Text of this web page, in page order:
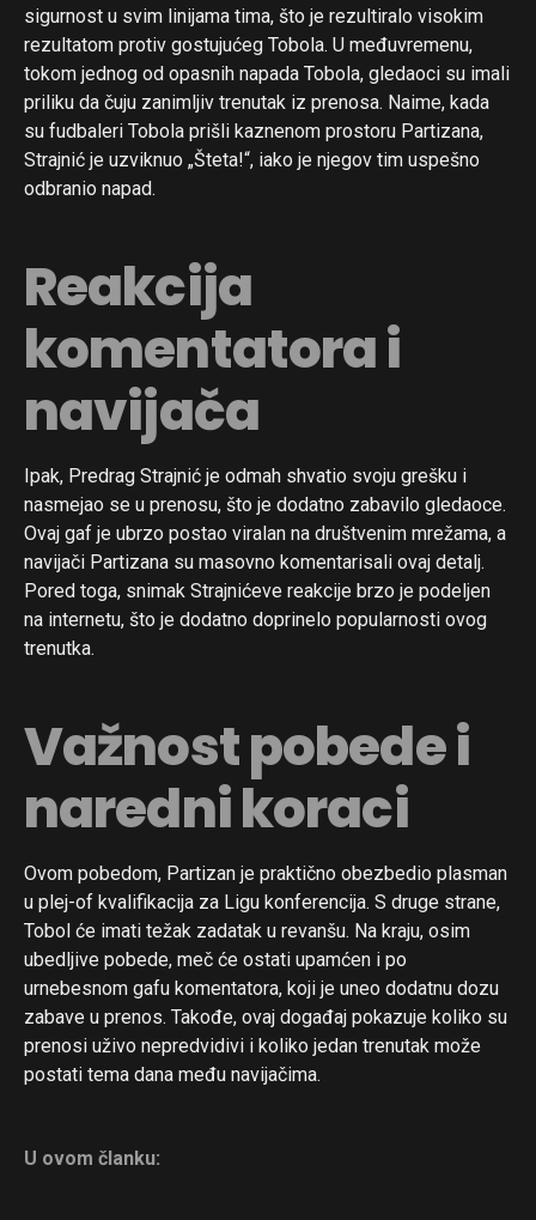
sigurnost u svim linijama tima, što je rezultiralo visokim
rezultatom protiv gostujućeg Tobola. U međuvremenu,
tokom jednog od opasnih napada Tobola, gledaoci su imali
priliku da čuju zanimljiv trenutak iz prenosa. Naime, kada
su fudbaleri Tobola prišli kaznenom prostoru Partizana,
Strajnić je uzviknuo „Šteta!“, iako je njegov tim uspešno
odbranio napad.
Reakcija
komentatora i
navijača
Ipak, Predrag Strajnić je odmah shvatio svoju grešku i
nasmejao se u prenosu, što je dodatno zabavilo gledaoce.
Ovaj gaf je ubrzo postao viralan na društvenim mrežama, a
navijači Partizana su masovno komentarisali ovaj detalj.
Pored toga, snimak Strajnićeve reakcije brzo je podeljen
na internetu, što je dodatno doprinelo popularnosti ovog
trenutka.
Važnost pobede i
naredni koraci
Ovom pobedom, Partizan je praktično obezbedio plasman
u plej-of kvalifikacija za Ligu konferencija. S druge strane,
Tobol će imati težak zadatak u revanšu. Na kraju, osim
ubedljive pobede, meč će ostati upamćen i po
urnebesnom gafu komentatora, koji je uneo dodatnu dozu
zabave u prenos. Takođe, ovaj događaj pokazuje koliko su
prenosi uživo nepredvidivi i koliko jedan trenutak može
postati tema dana među navijačima.
U ovom članku:
Reddit
Pinterest